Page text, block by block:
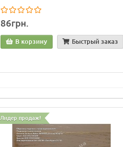
86грн.
В корзину Быстрый заказ
Лидер продаж!